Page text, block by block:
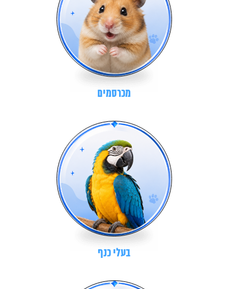
מכרסמים
בעלי כנף